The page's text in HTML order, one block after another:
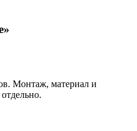
Монтаж, материал и